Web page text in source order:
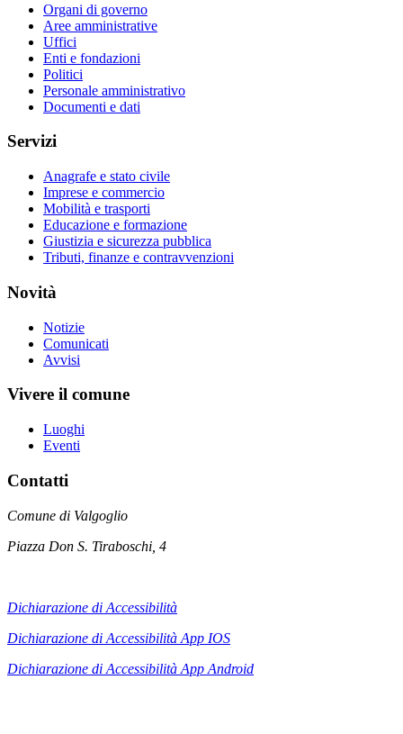
Organi di governo
Aree amministrative
Uffici
Enti e fondazioni
Politici
Personale amministrativo
Documenti e dati
Servizi
Anagrafe e stato civile
Imprese e commercio
Mobilità e trasporti
Educazione e formazione
Giustizia e sicurezza pubblica
Tributi, finanze e contravvenzioni
Novità
Notizie
Comunicati
Avvisi
Vivere il comune
Luoghi
Eventi
Contatti
Comune di Valgoglio
Piazza Don S. Tiraboschi, 4
Dichiarazione di Accessibilità
Dichiarazione di Accessibilità App IOS
Dichiarazione di Accessibilità App Android